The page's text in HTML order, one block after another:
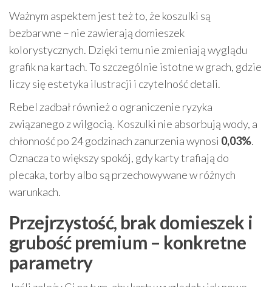
Ważnym aspektem jest też to, że koszulki są
bezbarwne – nie zawierają domieszek
kolorystycznych. Dzięki temu nie zmieniają wyglądu
grafik na kartach. To szczególnie istotne w grach, gdzie
liczy się estetyka ilustracji i czytelność detali.
Rebel zadbał również o ograniczenie ryzyka
związanego z wilgocią. Koszulki nie absorbują wody, a
chłonność po 24 godzinach zanurzenia wynosi 0,03%.
Oznacza to większy spokój, gdy karty trafiają do
plecaka, torby albo są przechowywane w różnych
warunkach.
Przejrzystość, brak domieszek i
grubość premium – konkretne
parametry